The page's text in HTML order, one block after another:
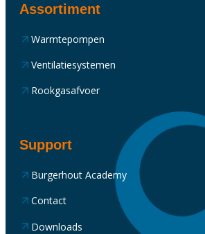
Assortiment
Warmtepompen
Ventilatiesystemen
Rookgasafvoer
Support
Burgerhout Academy
Contact
Downloads